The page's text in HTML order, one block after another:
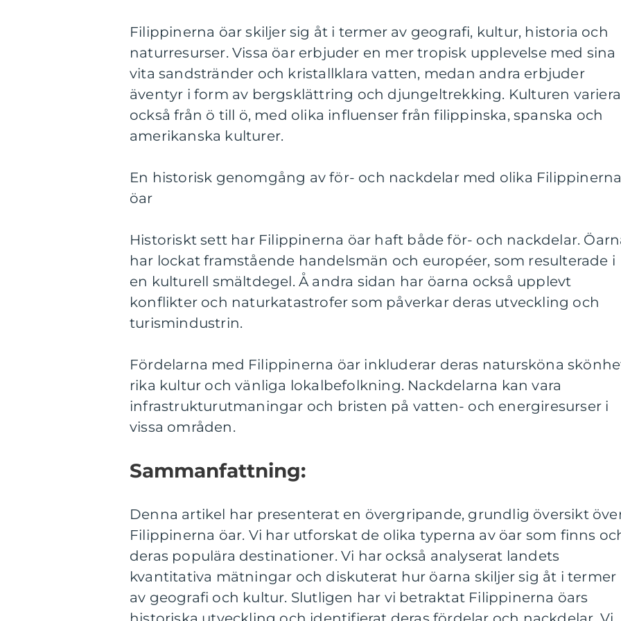
Filippinerna öar skiljer sig åt i termer av geografi, kultur, historia och
naturresurser. Vissa öar erbjuder en mer tropisk upplevelse med sina
vita sandstränder och kristallklara vatten, medan andra erbjuder
äventyr i form av bergsklättring och djungeltrekking. Kulturen
också från ö till ö, med olika influenser från filippinska, spanska och
amerikanska kulturer.
En historisk genomgång av för- och nackdelar med olika Filippinerna
öar
Historiskt sett har Filippinerna öar haft både för- och nackdelar.
har lockat framstående handelsmän och européer, som resulterade i
en kulturell smältdegel. Å andra sidan har öarna också upplevt
konflikter och naturkatastrofer som påverkar deras utveckling och
turismindustrin.
Fördelarna med Filippinerna öar inkluderar deras natursköna
rika kultur och vänliga lokalbefolkning. Nackdelarna kan vara
infrastrukturutmaningar och bristen på vatten- och energiresurser i
vissa områden.
Sammanfattning:
Denna artikel har presenterat en övergripande, grundlig översikt
Filippinerna öar. Vi har utforskat de olika typerna av öar som finns
deras populära destinationer. Vi har också analyserat landets
kvantitativa mätningar och diskuterat hur öarna skiljer sig åt i termer
av geografi och kultur. Slutligen har vi betraktat Filippinerna öars